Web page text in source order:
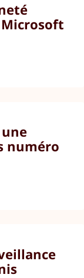
numéro